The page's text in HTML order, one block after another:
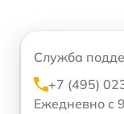
Служба
+7 (495)
Ежедневно с